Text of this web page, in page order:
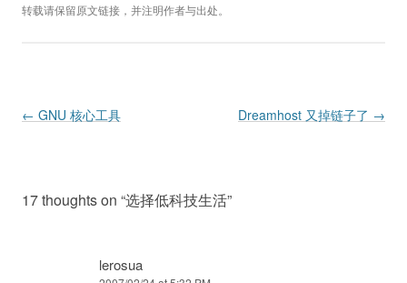
转载请保留原文链接，并注明作者与出处。
Post navigation
← GNU 核心工具 Dreamhost 又掉链子了 →
17 thoughts on “选择低科技生活”
lerosua